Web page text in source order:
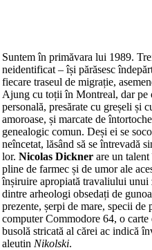
Suntem în primăvara lui 1989.
neidentificat – își părăsesc
fiecare traseul de migrație,
Ajung cu toții în Montreal, dar pe
personală, presărate cu greșeli și
amoroase, și marcate de
genealogic comun. Deși ei se
neîncetat, lăsând să se întrevadă
lor. Nicolas Dickner are un
pline de farmec și de umor ale
înșiruire apropiată travaliului unui
dintre arheologi obsedați de
prezente, șerpi de mare, specii de
computer Commodore 64, o
busolă stricată al cărei ac indică
aleutin Nikolski.